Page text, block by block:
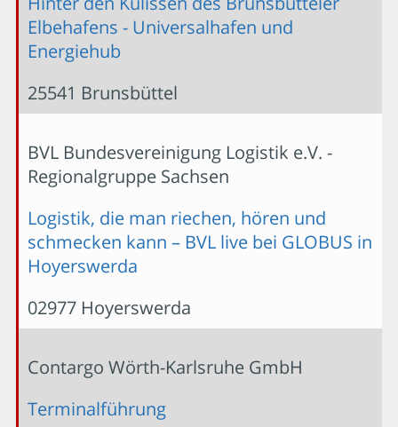
Elbehafens - Universalhafen und
Energiehub
25541 Brunsbüttel
BVL Bundesvereinigung Logistik e.V. -
Regionalgruppe Sachsen
Logistik, die man riechen, hören und
schmecken kann – BVL live bei GLOBUS in
Hoyerswerda
02977 Hoyerswerda
Contargo Wörth-Karlsruhe GmbH
Terminalführung